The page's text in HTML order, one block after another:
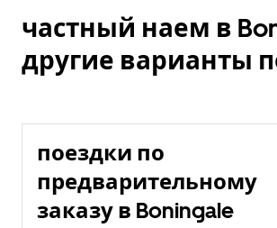
частный наем в
другие варианты
поездки по
предварительному
заказу в Boningale